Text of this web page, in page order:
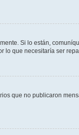
Si lo están,
lo que necesitaría ser
que no publicaron